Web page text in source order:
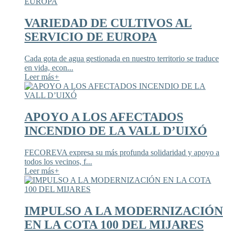
VARIEDAD DE CULTIVOS AL
SERVICIO DE EUROPA
Cada gota de agua gestionada en nuestro territorio se traduce
en vida, econ...
Leer más+
APOYO A LOS AFECTADOS
INCENDIO DE LA VALL D’UIXÓ
FECOREVA expresa su más profunda solidaridad y apoyo a
todos los vecinos, f...
Leer más+
IMPULSO A LA MODERNIZACIÓN
EN LA COTA 100 DEL MIJARES